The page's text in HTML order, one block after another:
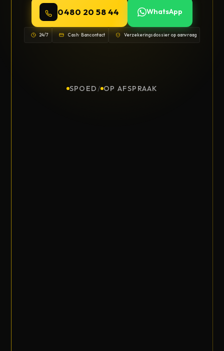
0480 20 58 44 WhatsApp
24/7 Cash · Bancontact Verzekeringsdossier op aanvraag
SPOED / OP AFSPRAAK